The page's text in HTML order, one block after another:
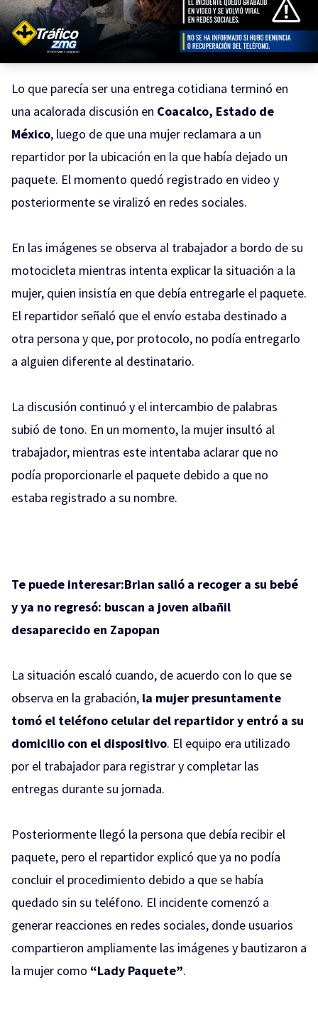
Lo que parecía ser una entrega cotidiana terminó en
una acalorada discusión en Coacalco, Estado de
México, luego de que una mujer reclamara a un
repartidor por la ubicación en la que había dejado un
paquete. El momento quedó registrado en video y
posteriormente se viralizó en redes sociales.
En las imágenes se observa al trabajador a bordo de su
motocicleta mientras intenta explicar la situación a la
mujer, quien insistía en que debía entregarle el paquete.
El repartidor señaló que el envío estaba destinado a
otra persona y que, por protocolo, no podía entregarlo
a alguien diferente al destinatario.
La discusión continuó y el intercambio de palabras
subió de tono. En un momento, la mujer insultó al
trabajador, mientras este intentaba aclarar que no
podía proporcionarle el paquete debido a que no
estaba registrado a su nombre.
Te puede interesar:Brian salió a recoger a su bebé
y ya no regresó: buscan a joven albañil
desaparecido en Zapopan
La situación escaló cuando, de acuerdo con lo que se
observa en la grabación, la mujer presuntamente
tomó el teléfono celular del repartidor y entró a su
domicilio con el dispositivo. El equipo era utilizado
por el trabajador para registrar y completar las
entregas durante su jornada.
Posteriormente llegó la persona que debía recibir el
paquete, pero el repartidor explicó que ya no podía
concluir el procedimiento debido a que se había
quedado sin su teléfono. El incidente comenzó a
generar reacciones en redes sociales, donde usuarios
compartieron ampliamente las imágenes y bautizaron a
la mujer como “Lady Paquete”.